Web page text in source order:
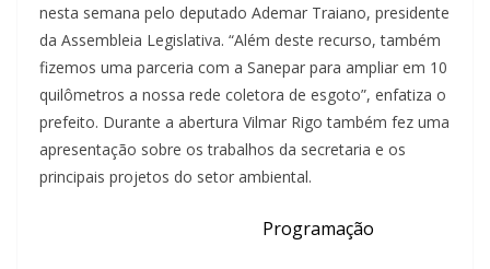
nesta semana pelo deputado Ademar Traiano, presidente
da Assembleia Legislativa. “Além deste recurso, também
fizemos uma parceria com a Sanepar para ampliar em 10
quilômetros a nossa rede coletora de esgoto”, enfatiza o
prefeito. Durante a abertura Vilmar Rigo também fez uma
apresentação sobre os trabalhos da secretaria e os
principais projetos do setor ambiental.
Programação